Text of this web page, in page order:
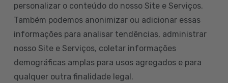
personalizar o conteúdo do nosso Site e Serviços.
Também podemos anonimizar ou adicionar essas
informações para analisar tendências, administrar
nosso Site e Serviços, coletar informações
demográficas amplas para usos agregados e para
qualquer outra finalidade legal.